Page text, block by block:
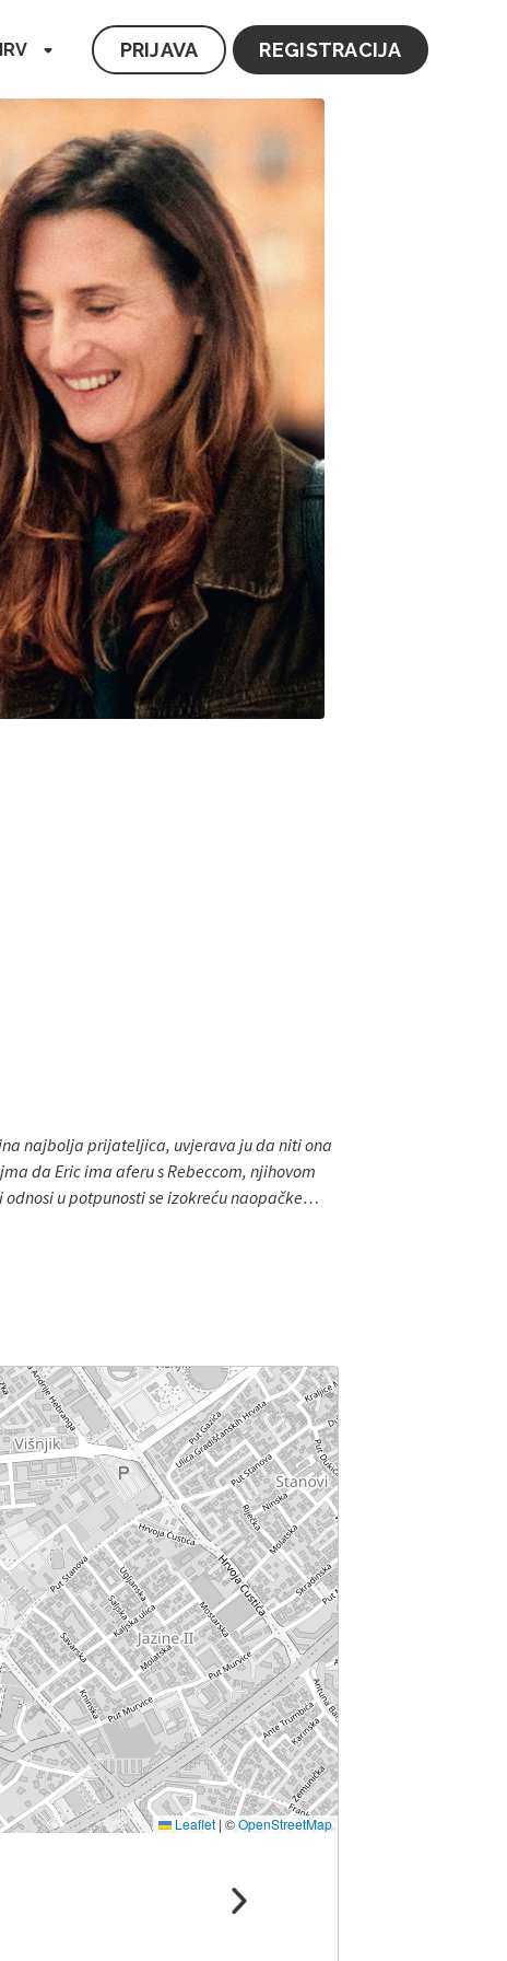
PRIJAVA REGISTRACIJA
najbolja prijateljica, uvjerava ju da niti ona
da Eric ima aferu s Rebeccom, njihovom
u potpunosti se izokreću naopačke…
Leaflet | ©OpenStreetMap